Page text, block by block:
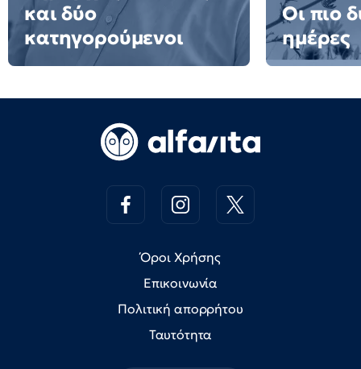
και δύο
κατηγορούμενοι
Οι πιο
ημέρες
Όροι Χρήσης
Επικοινωνία
Πολιτική απορρήτου
Ταυτότητα